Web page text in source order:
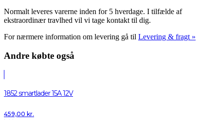
Normalt leveres varerne inden for 5 hverdage. I tilfælde af
ekstraordinær travlhed vil vi tage kontakt til dig.
For nærmere information om levering gå til Levering & fragt »
Andre købte også
1852 smartlader 15A 12V
459,00 kr.